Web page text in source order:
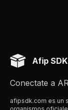
Afip SDK
Conectate a
afipsdk.com es un